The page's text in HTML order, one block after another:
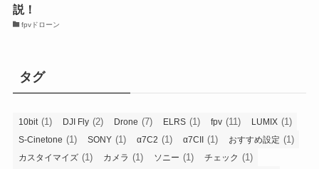
説！
fpvドローン
タグ
10bit(1) DJI Fly (2) Drone (7) ELRS (1) fpv (11) LUMIX (1)
S-Cinetone (1) SONY (1) α7C2 (1) α7CII (1) おすすめ設定 (1)
カスタイマイズ (1) カメラ (1) ソニー (1) チェック (1)